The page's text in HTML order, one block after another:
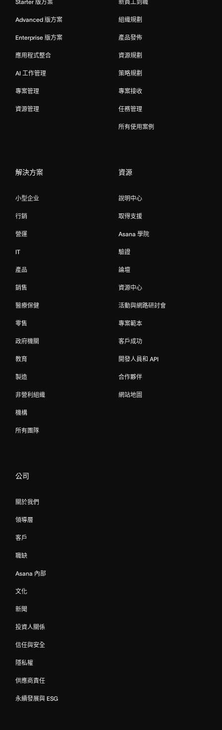
Starter 版方案
Advanced 版方案
Enterprise 版方案
應用程式整合
AI 工作管理
專案管理
資源管理
新員工到職
組織規劃
產品發佈
資源規劃
策略規劃
專案接收
任務管理
所有使用案例
解決方案
小型企业
行銷
營運
IT
產品
銷售
醫療保健
零售
政府機關
教育
製造
非營利組織
機構
所有團隊
資源
說明中心
取得支援
Asana 學院
驗證
論壇
資源中心
活動與網路研討會
專案範本
客戶成功
開發人員和 API
合作夥伴
網站地圖
公司
關於我們
領導層
客戶
職缺
Asana 內部
文化
新聞
投資人關係
信任與安全
隱私權
供應商責任
永續發展與 ESG